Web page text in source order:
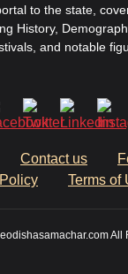
to the state,
History,
and notable
Contact us
Terms of
All